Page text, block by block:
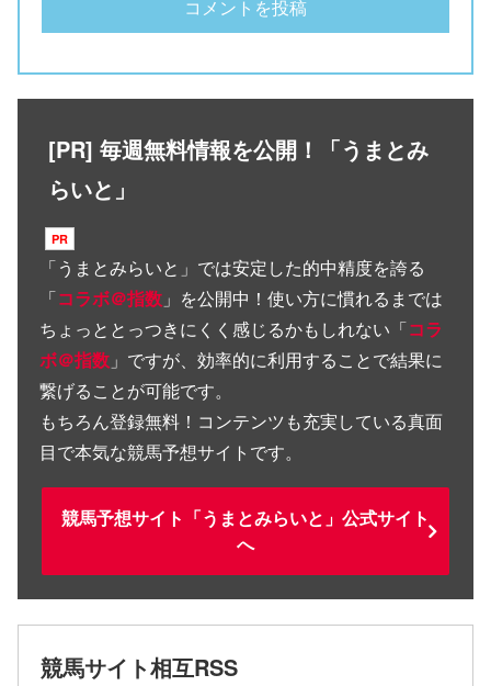
[PR] 毎週無料情報を公開！「うまとみ
らいと」
「うまとみらいと 」では安定した的中精度を誇る
「コラボ＠指数 」を公開中！使い方に慣れるまでは
ちょっととっつきにくく感じるかもしれない「コラ
ボ＠指数 」ですが、効率的に利用することで結果に
繋げることが可能です。
もちろん登録無料！コンテンツも充実している真面
目で本気な競馬予想サイトです。
競馬予想サイト「うまとみらいと」公式サイト
へ
競馬サイト相互RSS